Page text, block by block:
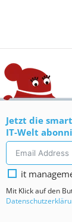
Jetzt die
IT-Welt
it
Mit Klick auf den